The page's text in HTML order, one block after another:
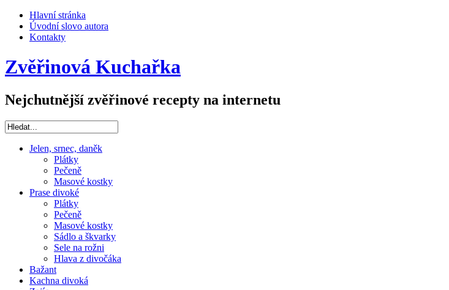
Hlavní stránka
Úvodní slovo autora
Kontakty
Zvěřinová Kuchařka
Nejchutnější zvěřinové recepty na internetu
Jelen, srnec, daněk
Plátky
Pečeně
Masové kostky
Prase divoké
Plátky
Pečeně
Masové kostky
Sádlo a škvarky
Sele na rožni
Hlava z divočáka
Bažant
Kachna divoká